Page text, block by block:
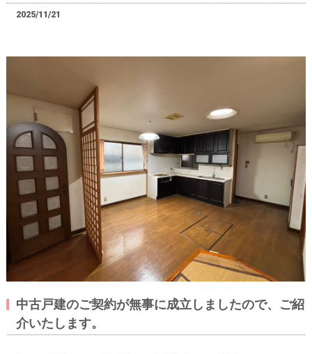
2025/11/21
中古戸建のご契約が無事に成立しましたので、ご紹
介いたします。